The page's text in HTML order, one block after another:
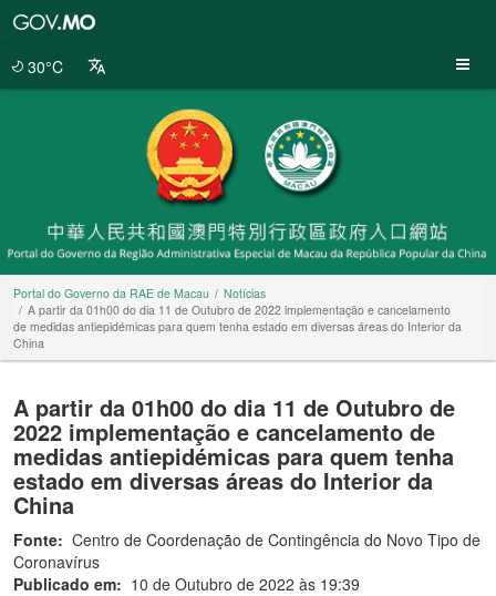
30°C
Portal do Governo da RAE de Macau
Notícias
A partir da 01h00 do dia 11 de Outubro de 2022 implementação e cancelamento
de medidas antiepidémicas para quem tenha estado em diversas áreas do Interior da
China
A partir da 01h00 do dia 11 de Outubro de
2022 implementação e cancelamento de
medidas antiepidémicas para quem tenha
estado em diversas áreas do Interior da
China
Fonte: Centro de Coordenação de Contingência do Novo Tipo de
Coronavírus
Publicado em: 10 de Outubro de 2022 às 19:39